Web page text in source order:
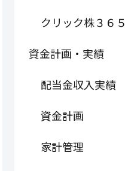
クリック株３６５
資金計画・実績
配当金収入実績
資金計画
家計管理